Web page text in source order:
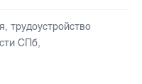
, трудоустройство
СПб,